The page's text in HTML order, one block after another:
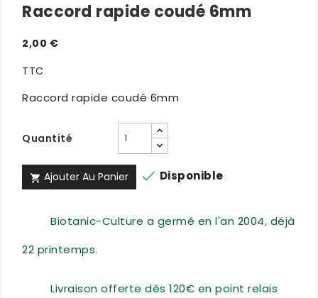
Raccord rapide coudé 6mm
2,00 €
TTC
Raccord rapide coudé 6mm
Quantité
 Ajouter Au Panier  Disponible
Biotanic-Culture a germé en l'an 2004, déjà
22 printemps.
Livraison offerte dès 120€ en point relais